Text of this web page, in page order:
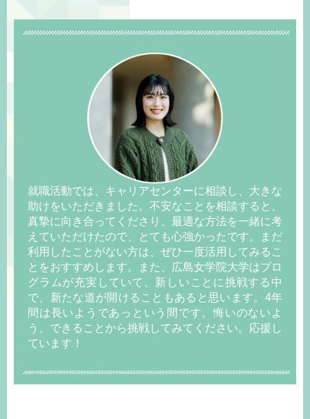
就職活動では、キャリアセンターに相談し、大きな
助けをいただきました。不安なことを相談すると、
真摯に向き合ってくださり、最適な方法を一緒に考
えていただけたので、とても心強かったです。まだ
利用したことがない方は、ぜひ一度活用してみるこ
とをおすすめします。また、広島女学院大学はプロ
グラムが充実していて、新しいことに挑戦する中
で、新たな道が開けることもあると思います。4年
間は長いようであっという間です。悔いのないよ
う、できることから挑戦してみてください。応援し
ています！